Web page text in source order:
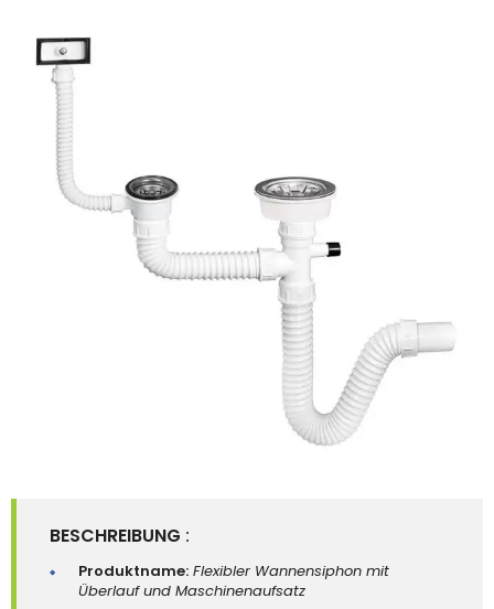
BESCHREIBUNG :
Produktname: Flexibler Wannensiphon mit
Überlauf und Maschinenaufsatz